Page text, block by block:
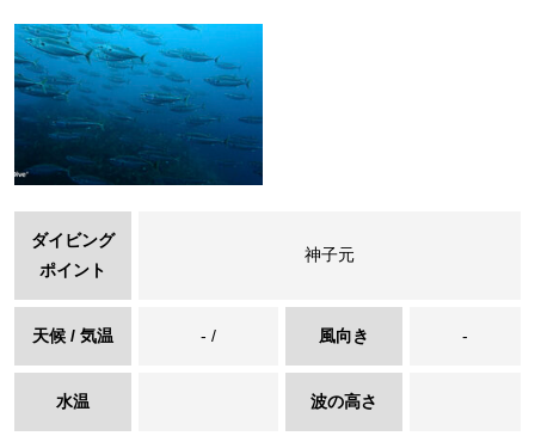
ダイビング
ポイント
神子元
天候 / 気温 - / 風向き -
水温 波の高さ